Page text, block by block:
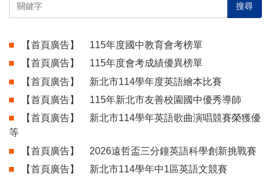
搜尋
【首頁廣告】
115年度國中教育會考榜單
【首頁廣告】
115年度會考成績優異榜單
【首頁廣告】
新北市114學年度英語繪本比賽
【首頁廣告】
115年新北市友善校園國中優秀導師
【首頁廣告】
新北市114學年英語歌曲演唱競賽榮獲優
等
【首頁廣告】
2026遠哲盃三分鐘英語科學創新挑戰賽
【首頁廣告】
新北市114學年中1區英語文競賽